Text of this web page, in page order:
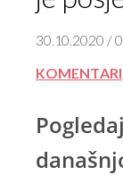
30.10.2020 /
KOMENTARI